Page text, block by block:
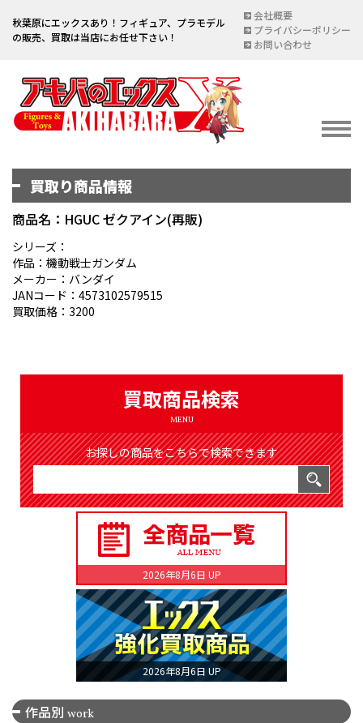
秋葉原にエックスあり！フィギュア、プラモデル
の販売、買取は当店にお任せ下さい！
会社概要
プライバシーポリシー
お問い合わせ
イベント情報
宅配買取のご案内
DELIVERY PURCHASE
買取お申し込み
ASSESSMENT
買取り商品情報
商品名：HGUC ゼクアイン(再販)
シリーズ：
作品：機動戦士ガンダム
メーカー：バンダイ
JANコード：4573102579515
買取価格：3200
買取商品検索
MENU
お探しの商品をこちらで検索できます
2026年8月6日 UP
2026年8月6日 UP
作品別 work